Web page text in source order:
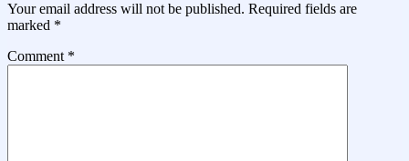
Your email address will not be published. Required fields are
marked *
Comment *